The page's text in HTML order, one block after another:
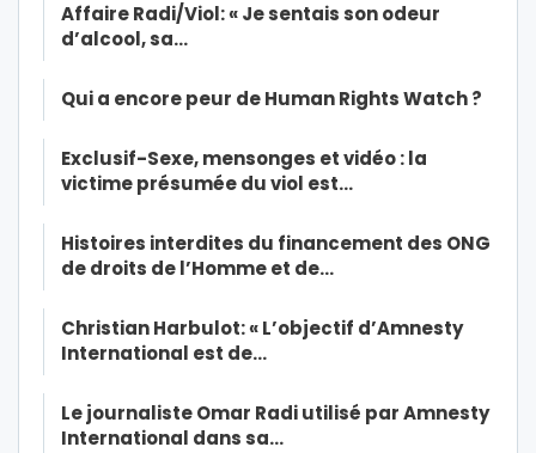
Affaire Radi/Viol: « Je sentais son odeur
d’alcool, sa…
Qui a encore peur de Human Rights Watch ?
Exclusif-Sexe, mensonges et vidéo : la
victime présumée du viol est…
Histoires interdites du financement des ONG
de droits de l’Homme et de…
Christian Harbulot: « L’objectif d’Amnesty
International est de…
Le journaliste Omar Radi utilisé par Amnesty
International dans sa…